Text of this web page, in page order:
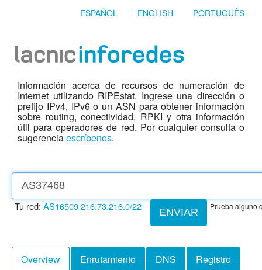
ESPAÑOL ENGLISH PORTUGUÊS
Información acerca de recursos de numeración de
Internet utilizando RIPEstat. Ingrese una dirección o
prefijo IPv4, IPv6 o un ASN para obtener información
sobre routing, conectividad, RPKI y otra información
útil para operadores de red. Por cualquier consulta o
sugerenciaescríbenos.
ENVIAR
Tu red: AS16509216.73.216.0/22 Prueba alguno
Overview Enrutamiento DNS
Registro